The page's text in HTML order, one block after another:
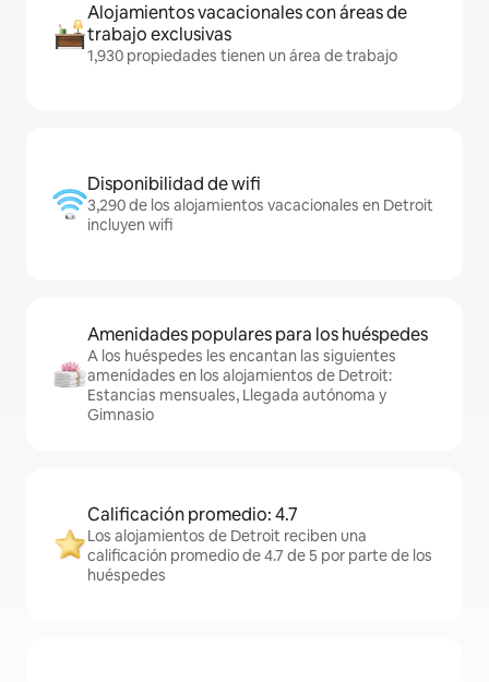
Alojamientos vacacionales con áreas de
trabajo exclusivas
1,930 propiedades tienen un área de trabajo
Disponibilidad de wifi
3,290 de los alojamientos vacacionales en Detroit
incluyen wifi
Amenidades populares para los huéspedes
A los huéspedes les encantan las siguientes
amenidades en los alojamientos de Detroit:
Estancias mensuales, Llegada autónoma y
Gimnasio
Calificación promedio: 4.7
Los alojamientos de Detroit reciben una
calificación promedio de 4.7 de 5 por parte de los
huéspedes